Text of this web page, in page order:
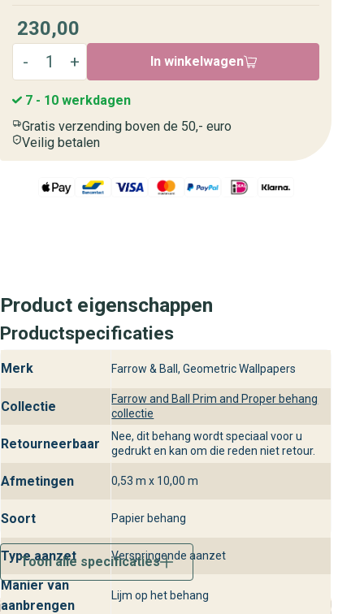
230,00
In winkelwagen
7 - 10 werkdagen
Gratis verzending boven de 50,- euro
Veilig betalen
Product eigenschappen
Productspecificaties
Merk Farrow & Ball, Geometric Wallpapers
Collectie
Farrow and Ball Prim and Proper behang
collectie
Retourneerbaar
Nee, dit behang wordt speciaal voor u
gedrukt en kan om die reden niet retour.
Afmetingen 0,53 m x 10,00 m
Soort Papier behang
Type aanzet Verspringende aanzet
Manier van
aanbrengen
Lijm op het behang
Toon alle specificaties